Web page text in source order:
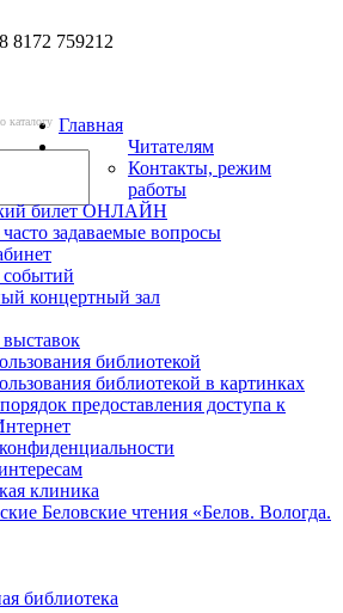
8172 759212
каталогу Главная
Читателям
Контакты, режим
работы
билет ОНЛАЙН
задаваемые вопросы
событий
концертный зал
библиотекой
библиотекой в картинках
предоставления доступа к
клиника
Беловские чтения «Белов. Вологда.
библиотека